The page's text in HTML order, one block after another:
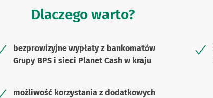
Dlaczego warto?
bezprowizyjne wypłaty z bankomatów
Grupy BPS i sieci Planet Cash w kraju
możliwość korzystania z dodatkowych